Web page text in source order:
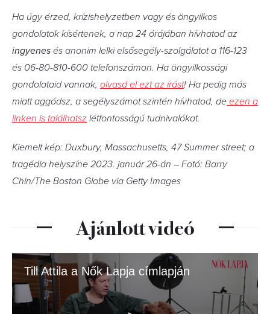
Ha úgy érzed, krízishelyzetben vagy és öngyilkos
gondolatok kísértenek, a nap 24 órájában hívhatod az
ingyenes és anonim lelki elsősegély-szolgálatot a 116-123
és 06-80-810-600 telefonszámon. Ha öngyilkossági
gondolataid vannak, olvasd el ezt az írást! Ha pedig más
miatt aggódsz, a segélyszámot szintén hívhatod, de ezen a
linken is találhatsz létfontosságú tudnivalókat.
Kiemelt kép: Duxbury, Massachusetts, 47 Summer street; a
tragédia helyszíne 2023. január 26-án – Fotó: Barry
Chin/The Boston Globe via Getty Images
Ajánlott videó
Till Attila a Nők Lapja címlapján